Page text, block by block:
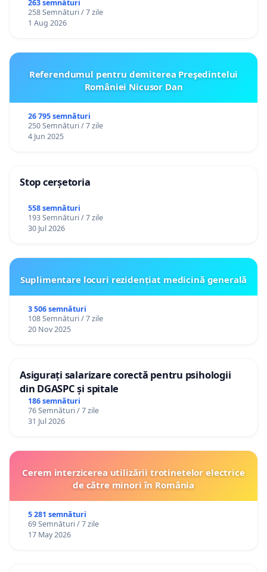
către utilizatorul TikTok „Gorici”
263 semnături
258 Semnături / 7 zile
1 Aug 2026
Referendumul pentru demiterea Preşedintelui
României Nicusor Dan
26 795 semnături
250 Semnături / 7 zile
4 Jun 2025
Stop cerșetoria
558 semnături
193 Semnături / 7 zile
30 Jul 2026
Suplimentare locuri rezidențiat medicină generală
3 506 semnături
108 Semnături / 7 zile
20 Nov 2025
Asigurați salarizare corectă pentru psihologii
din DGASPC și spitale
186 semnături
76 Semnături / 7 zile
31 Jul 2026
Cerem interzicerea utilizării trotinetelor electrice
de către minori în România
5 281 semnături
69 Semnături / 7 zile
17 May 2026